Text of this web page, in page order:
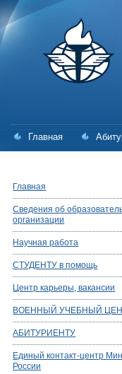
Главная
Главная
Сведения об
организации
Научная работа
СТУДЕНТУ в помощь
Центр карьеры, вакансии
ВОЕННЫЙ УЧЕБНЫЙ
АБИТУРИЕНТУ
Единый контакт-центр
России